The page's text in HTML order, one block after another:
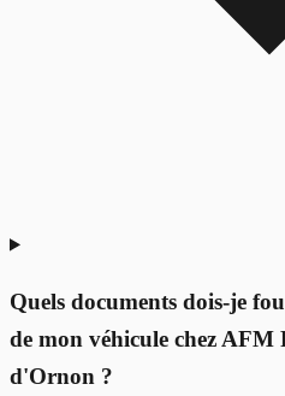
Quels documents dois-je
de mon véhicule chez AFM
d'Ornon ?